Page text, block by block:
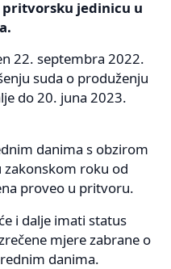
jedinicu u
22. septembra 2022.
suda o produženju
do 20. juna 2023.
danima s obzirom
zakonskom roku od
proveo u pritvoru.
i dalje imati status
mjere zabrane o
danima.